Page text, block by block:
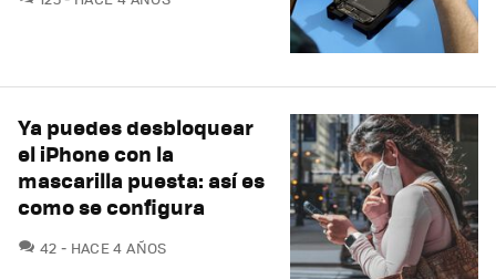
Ya puedes desbloquear
el iPhone con la
mascarilla puesta: así es
como se configura
42 COMENTARIOS
HACE 4 AÑOS